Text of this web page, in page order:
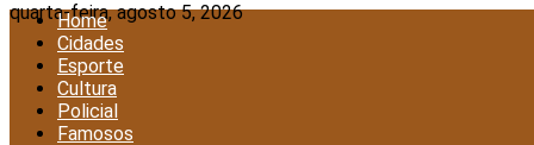
quarta-feira, agosto 5, 2026
Home
Cidades
Esporte
Cultura
Policial
Famosos